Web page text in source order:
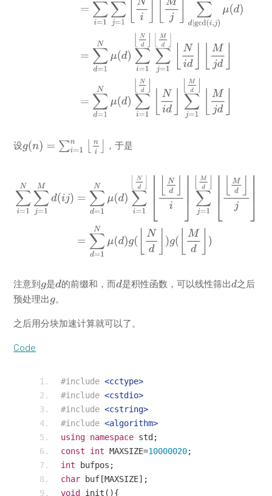
设 ，于是
注意到 是 的前缀和，而 是积性函数，可以线性筛出
之后
预处理出
。
之后用分块加速计算就可以了。
Code
#include <cctype>
#include <cstdio>
#include <cstring>
#include <algorithm>
using namespace std ;
const
int MAXSIZE=10000020;
int bufpos ;
char buf [MAXSIZE];
void
init (){